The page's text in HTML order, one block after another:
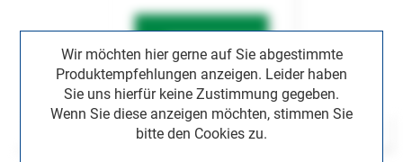
Wir möchten hier gerne auf Sie abgestimmte
Produktempfehlungen anzeigen. Leider haben
Sie uns hierfür keine Zustimmung gegeben.
Wenn Sie diese anzeigen möchten, stimmen Sie
bitte den Cookies zu.